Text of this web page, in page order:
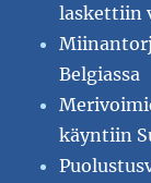
laskettiin
Belgiassa
käyntiin